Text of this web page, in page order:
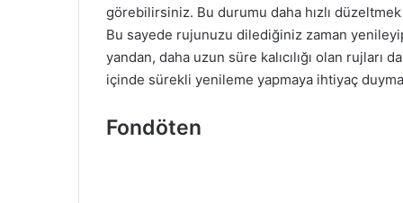
görebilirsiniz. Bu durumu daha hızlı
Bu sayede rujunuzu dilediğiniz zaman
yandan, daha uzun süre kalıcılığı olan rujları
içinde sürekli yenileme yapmaya ihtiyaç
Fondöten